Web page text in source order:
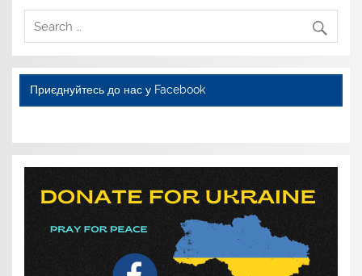
Приєднуйтесь до нас у Facebook